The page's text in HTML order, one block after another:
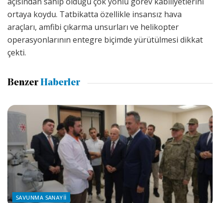
ortaya koydu. Tatbikatta özellikle insansız hava
araçları, amfibi çıkarma unsurları ve helikopter
operasyonlarının entegre biçimde yürütülmesi dikkat
çekti.
Benzer Haberler
SAVUNMA SANAYII